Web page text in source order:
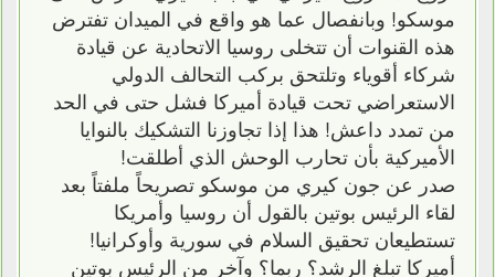
موسكو! وبانفصال عما هو واقع في الميدان تفترض
هذه القنوات أن تتخلى روسيا الاتحادية عن قيادة
شركاء أقوياء وتلتحق بركب التحالف الدولي
الاستعراضي تحت قيادة أميركا فشل حتى في الحد
من تمدد داعش! هذا إذا تجاوزنا التشكيك بالنوايا
الأميركية بأن تحارب الوحش الذي أطلقت!
صدر عن جون كيري من موسكو تصريحاً ملفتاً بعد
لقاء الرئيس بوتين بالقول أن روسيا وأمريكا
تستطيعان تحقيق السلام في سورية وأوكرانيا!
أميركا تبلغ الرشد؟ ربما؟ وآخر من الرئيس بوتين